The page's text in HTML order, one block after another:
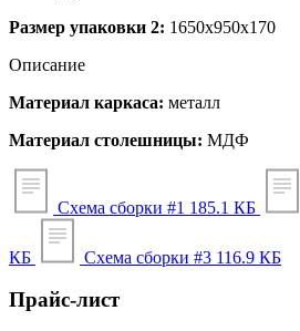
Размер упаковки 2: 1650x950x170
Описание
Материал каркаса: металл
Материал столешницы: МДФ
Схема сборки #1 185.1 КБ
КБ Схема сборки #3 116.9 КБ
Прайс-лист